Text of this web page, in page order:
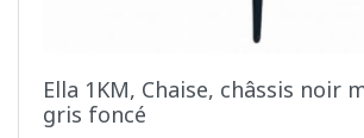
Ella 1KM, Chaise, châssis noir
gris foncé